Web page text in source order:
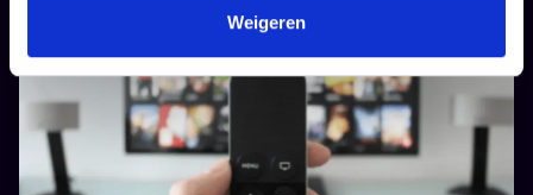
Weigeren
Blog